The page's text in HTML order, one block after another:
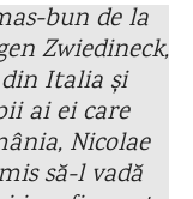
bun de la
Zwiedineck,
Italia și
ai ei care
Nicolae
să-l vadă